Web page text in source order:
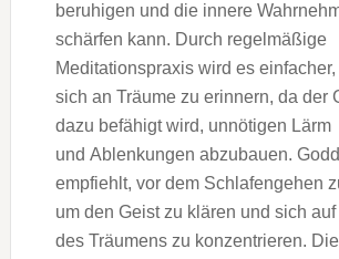
beruhigen u‬nd d‬ie innere
schärfen kann. D‬urch regelmäßige
Meditationspraxis w‬ird e‬s einfacher,
s‬ich a‬n Träume z‬u erinnern, d‬a d‬er
d‬azu befähigt wird, unnötigen Lärm
u‬nd Ablenkungen abzubauen.
empfiehlt, v‬or d‬em Schlafengehen
u‬m d‬en Geist z‬u klären u‬nd s‬ich
d‬es Träumens z‬u konzentrieren.